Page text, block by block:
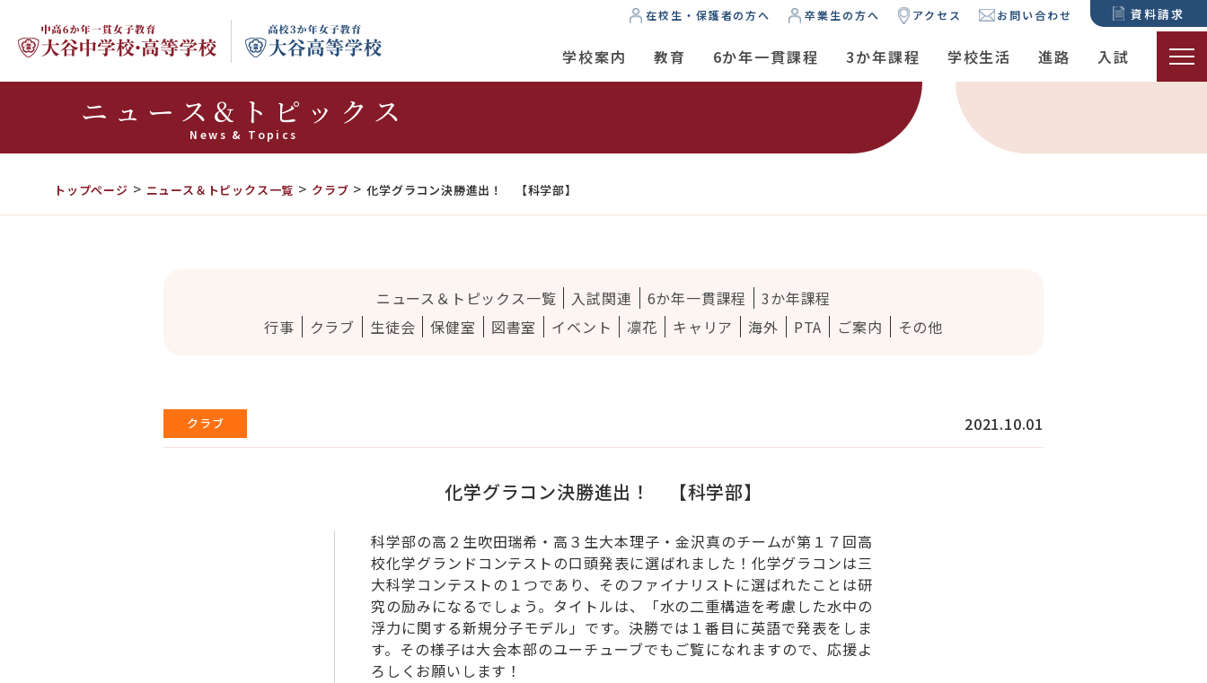
在校生・保護者の方へ 卒業生の方へ アクセス お問い合わせ 資料請求
学校案内 教育 6か年一貫課程 3か年課程 学校生活 進路 入試
ニュース&トピックス
News & Topics
トップページ ニュース＆トピックス一覧 クラブ 化学グラコン決勝進出！ 【科学部】
ニュース＆トピックス一覧 入試関連 6か年一貫課程
3か年課程
行事
クラブ 生徒会 保健室 図書室 イベント 凛花 キャリア 海外 PTA ご案内 その他
クラブ 2021.10.01
化学グラコン決勝進出！ 【科学部】
科学部の高２生吹田瑞希・高３生大本理子・金沢真のチームが第１７回高
校化学グランドコンテストの口頭発表に選ばれました！化学グラコンは三
大科学コンテストの１つであり、そのファイナリストに選ばれたことは研
究の励みになるでしょう。タイトルは、「水の二重構造を考慮した水中の
浮力に関する新規分子モデル」です。決勝では１番目に英語で発表をしま
す。その様子は大会本部のユーチューブでもご覧になれますので、応援よ
ろしくお願いします！